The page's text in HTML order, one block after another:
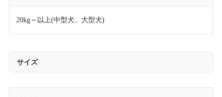
20kg～以上(中型犬、大型犬)
サイズ